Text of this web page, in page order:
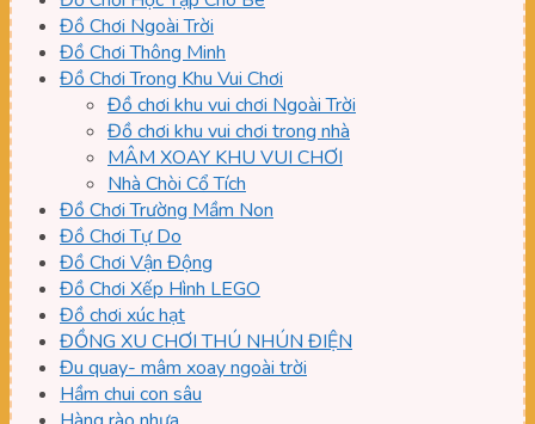
Đồ Chơi Ngoài Trời
Đồ Chơi Thông Minh
Đồ Chơi Trong Khu Vui Chơi
Đồ chơi khu vui chơi Ngoài Trời
Đồ chơi khu vui chơi trong nhà
MÂM XOAY KHU VUI CHƠI
Nhà Chòi Cổ Tích
Đồ Chơi Trường Mầm Non
Đồ Chơi Tự Do
Đồ Chơi Vận Động
Đồ Chơi Xếp Hình LEGO
Đồ chơi xúc hạt
ĐỒNG XU CHƠI THÚ NHÚN ĐIỆN
Đu quay- mâm xoay ngoài trời
Hầm chui con sâu